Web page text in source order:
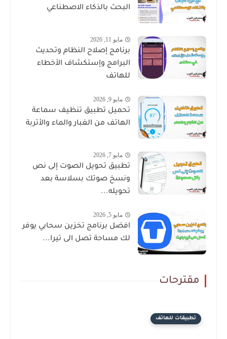
البحث بالذكاء الاصطناعي
مايو 11, 2026
برنامج إصلاح النظام وتحديث
البرامج وإستكشاف الأخطاء
للهاتف
مايو 9, 2026
تحميل تطبيق تنظيف سماعة
الهاتف من الغبار والماء والأتربة
مايو 7, 2026
تطبيق تحويل الصوت إلى نص
ونسخ صوتك بسلاسة بعد
تحويله...
مايو 5, 2026
افضل برنامج تخزين سحابي يوفر
لك مساحة تصل الى تيرا...
مقترحات
تطبيقات للهاتف